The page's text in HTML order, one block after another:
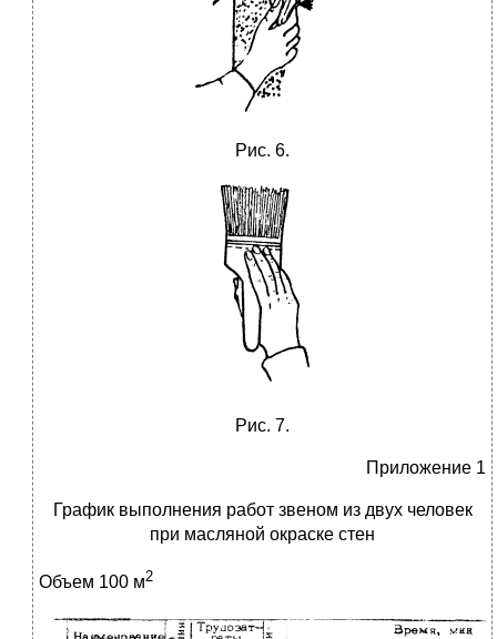
Рис. 6.
Рис. 7.
Приложение 1
График выполнения работ звеном из двух человек
при масляной окраске стен
Объем 100 м2